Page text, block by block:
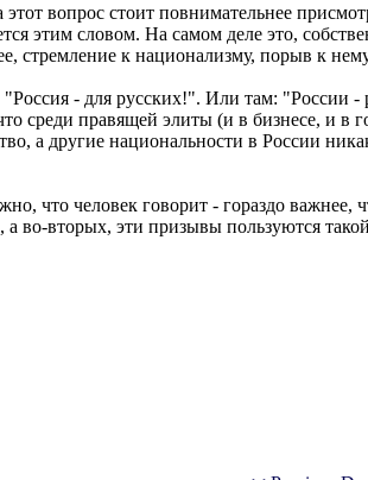
вопрос стоит повнимательнее
этим словом. На самом деле это,
стремление к национализму, порыв к
"Россия - для русских!". Или там:
среди правящей элиты (и в бизнесе, и в
а другие национальности в России
что человек говорит - гораздо
а во-вторых, эти призывы пользуются